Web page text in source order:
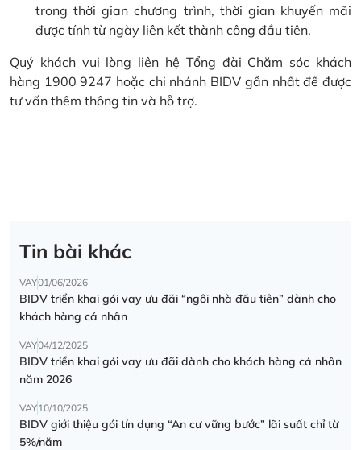
trong thời gian chương trình, thời gian khuyến mãi
được tính từ ngày liên kết thành công đầu tiên.
Quý khách vui lòng liên hệ Tổng đài Chăm sóc khách
hàng 1900 9247 hoặc chi nhánh BIDV gần nhất để được
tư vấn thêm thông tin và hỗ trợ.
Tin bài khác
VAY01/06/2026
BIDV triển khai gói vay ưu đãi “ngôi nhà đầu tiên” dành cho
khách hàng cá nhân
VAY04/12/2025
BIDV triển khai gói vay ưu đãi dành cho khách hàng cá nhân
năm 2026
VAY10/10/2025
BIDV giới thiệu gói tín dụng “An cư vững bước” lãi suất chỉ từ
5%/năm